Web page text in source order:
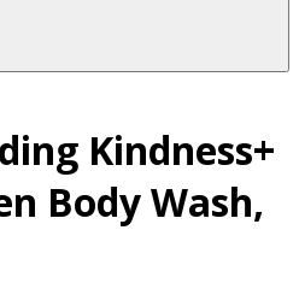
Kindness+
Body Wash,